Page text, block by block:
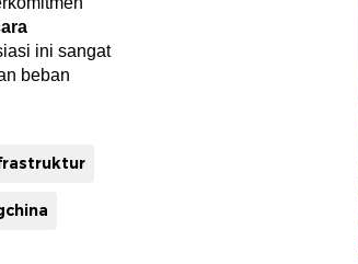
ini sangat
beban